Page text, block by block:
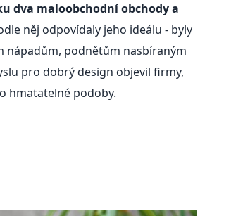
dva maloobchodní obchody a
něj odpovídaly jeho ideálu - byly
nápadům, podnětům nasbíraným
pro dobrý design objevil firmy,
hmatatelné podoby.